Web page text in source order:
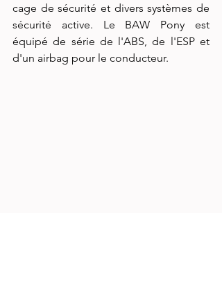
cage de sécurité et divers systèmes de
sécurité active. Le BAW Pony est
équipé de série de l'ABS, de l'ESP et
d'un airbag pour le conducteur.